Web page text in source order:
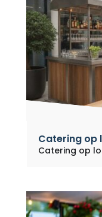
Catering op
Catering op